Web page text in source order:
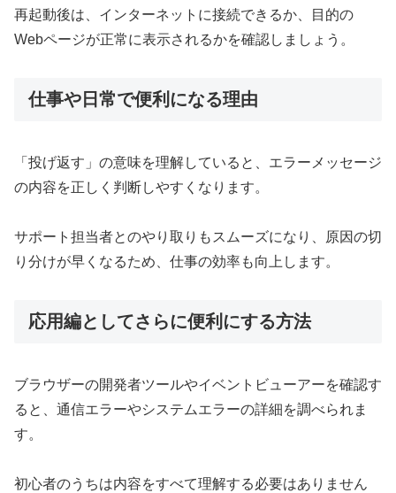
再起動後は、インターネットに接続できるか、目的の
Webページが正常に表示されるかを確認しましょう。
仕事や日常で便利になる理由
「投げ返す」の意味を理解していると、エラーメッセージ
の内容を正しく判断しやすくなります。
サポート担当者とのやり取りもスムーズになり、原因の切
り分けが早くなるため、仕事の効率も向上します。
応用編としてさらに便利にする方法
ブラウザーの開発者ツールやイベントビューアーを確認す
ると、通信エラーやシステムエラーの詳細を調べられま
す。
初心者のうちは内容をすべて理解する必要はありません